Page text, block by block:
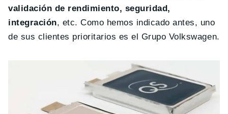
validación de rendimiento, seguridad,
integración, etc. Como hemos indicado antes, uno
de sus clientes prioritarios es el Grupo Volkswagen.